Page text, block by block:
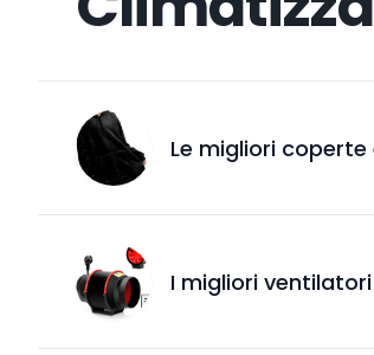
Le migliori
I migliori